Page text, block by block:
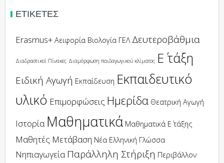
ΕΤΙΚΈΤΕΣ
Erasmus+ Αειφορία Βιολογία ΓΕΛ Δευτεροβάθμια
Διαδραστικοί Πίνακες Διαμόρφωση παιδαγωγικού κλίματος Ε΄ τάξη
Ειδική Αγωγή Εκπαίδευση Εκπαιδευτικό
υλικό Επιμορφώσεις Ημερίδα Θεατρική Αγωγή
Ιστορία Μαθηματικά Μαθηματικά Ε΄ τάξης
Μαθητές Μετάβαση Νέα Ελληνική Γλώσσα
Νηπιαγωγεία Παράλληλη Στήριξη Περιβάλλον